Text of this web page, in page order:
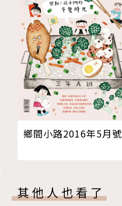
鄉間小路2016年5月號
其他人也看了